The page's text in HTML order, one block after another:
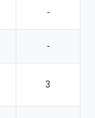
-
-
3